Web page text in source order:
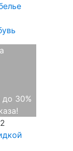
до 30%